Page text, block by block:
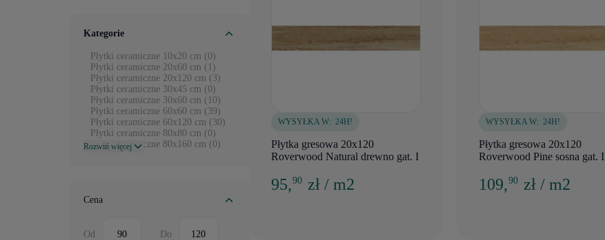
Kategorie
Płytki ceramiczne 10x20 cm (0)
Płytki ceramiczne 20x60 cm (1)
Płytki ceramiczne 20x120 cm (3)
Płytki ceramiczne 30x45 cm (0)
Płytki ceramiczne 30x60 cm (10)
Płytki ceramiczne 60x60 cm (39)
Płytki ceramiczne 60x120 cm (30)
Płytki ceramiczne 80x80 cm (0)
Płytki ceramiczne 80x160 cm (0)
Płytki ceramiczne 59,8x119,8 cm (3)
Płytki ceramiczne 39,8x119,8 cm (0)
Rozwiń więcej
Cena
Od Do
WYSYŁKA W: 24H!
Płytka gresowa 20x120
Roverwood Natural drewno gat. I
95,90 zł / m2
WYSYŁKA W: 24H!
Płytka gresowa 20x120
Roverwood Pine sosna gat. I
109,90 zł / m2